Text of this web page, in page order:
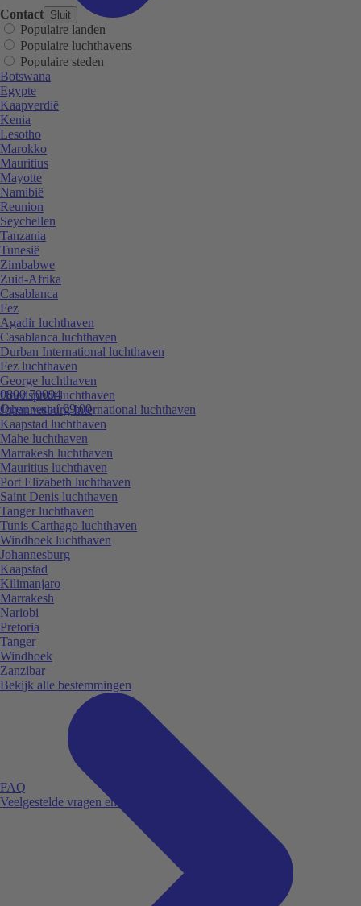
Contact Sluit
0800 70094
Open vanaf 09:00
FAQ
Veelgestelde vragen en antwoorden.
Populaire landen
Populaire luchthavens
Populaire steden
Botswana
Egypte
Kaapverdië
Kenia
Lesotho
Marokko
Mauritius
Mayotte
Namibië
Reunion
Seychellen
Tanzania
Tunesië
Zimbabwe
Zuid-Afrika
Casablanca
Fez
Agadir luchthaven
Casablanca luchthaven
Durban International luchthaven
Fez luchthaven
George luchthaven
Hoedspruit luchthaven
Johannesburg International luchthaven
Kaapstad luchthaven
Mahe luchthaven
Marrakesh luchthaven
Mauritius luchthaven
Port Elizabeth luchthaven
Saint Denis luchthaven
Tanger luchthaven
Tunis Carthago luchthaven
Windhoek luchthaven
Johannesburg
Kaapstad
Kilimanjaro
Marrakesh
Nariobi
Pretoria
Tanger
Windhoek
Zanzibar
Bekijk alle bestemmingen